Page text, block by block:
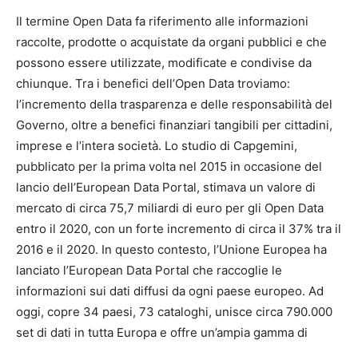
Il termine Open Data fa riferimento alle informazioni
raccolte, prodotte o acquistate da organi pubblici e che
possono essere utilizzate, modificate e condivise da
chiunque. Tra i benefici dell’Open Data troviamo:
l’incremento della trasparenza e delle responsabilità del
Governo, oltre a benefici finanziari tangibili per cittadini,
imprese e l’intera società. Lo studio di Capgemini,
pubblicato per la prima volta nel 2015 in occasione del
lancio dell’European Data Portal, stimava un valore di
mercato di circa 75,7 miliardi di euro per gli Open Data
entro il 2020, con un forte incremento di circa il 37% tra il
2016 e il 2020. In questo contesto, l’Unione Europea ha
lanciato l’European Data Portal che raccoglie le
informazioni sui dati diffusi da ogni paese europeo. Ad
oggi, copre 34 paesi, 73 cataloghi, unisce circa 790.000
set di dati in tutta Europa e offre un’ampia gamma di